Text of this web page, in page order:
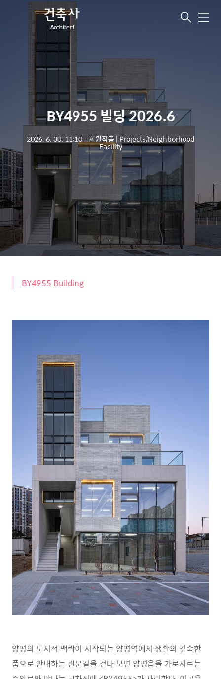
메
BY4955 빌딩 2026.6
2026. 6. 30. 11:10ㆍ 회원작품 | Projects/Neighborhood
Facility
BY4955 Building
양평의 도시적 맥락이 시작되는 양평역에서 생활의 깊숙한
품으로 안내하는 관문길을 걷다 보면 양평읍을 가로지르는